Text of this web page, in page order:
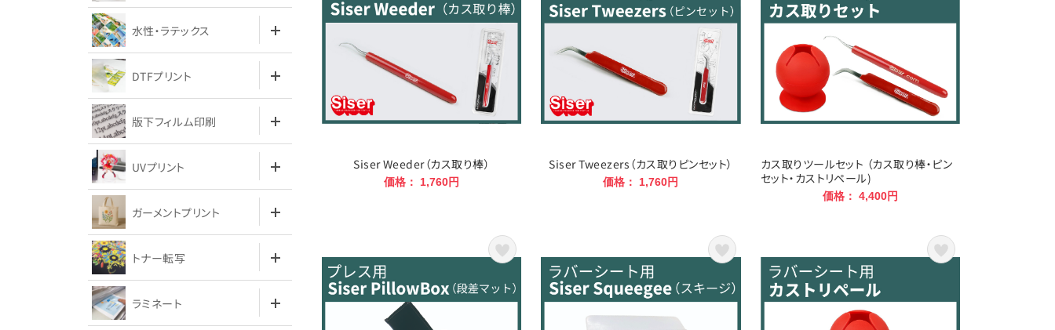
Siser Weeder（カス取り棒）
価格： 1,760円
Siser Tweezers（カス取りピンセット）
価格： 1,760円
カス取りツールセット （カス取り棒・ピン
セット・カストリペール)
価格： 4,400円
水性・ラテックス
DTFプリント
版下フィルム印刷
UVプリント
ガーメントプリント
トナー転写
ラミネート